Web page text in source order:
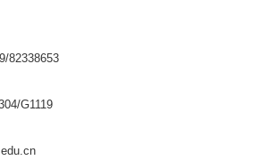
82338653
G1119